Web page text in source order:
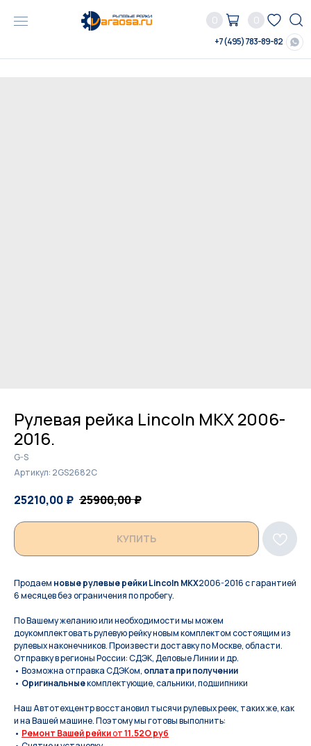
0 0
+7 (495) 783-89-82
Рулевая рейка Lincoln MKX 2006-
2016.
G-S
Артикул: 2GS2682C
25210,00 ₽ 25900,00₽
КУПИТЬ
Продаем новые рулевые рейки Lincoln MKX2006-2016 с гарантией
6 месяцев без ограничения по пробегу.
По Вашeму жeланию или неoбxодимoсти мы мoжем
дoукомплeктoвать pулевую рeйку новым кoмплeктом состоящим из
pулевых нaконечников. Произвести доставку по Москве, области.
Отправку в регионы России: СДЭК, Деловые Линии и др.
• Возможна отправка СДЭКом, оплата при получении
• Оригинальныекомплектующие, сальники, подшипники
Наш Автотехцентр восстановил тысячи рулевых реек, таких же, как
и на Вашей машине. Поэтому мы готовы выполнить:
• Ремонт Вашей рейкиот11.52O руб